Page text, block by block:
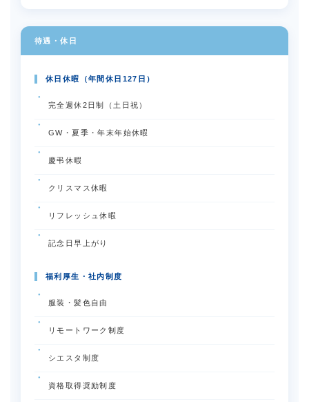
待遇・休日
休日休暇（年間休日127日）
完全週休2日制（土日祝）
GW・夏季・年末年始休暇
慶弔休暇
クリスマス休暇
リフレッシュ休暇
記念日早上がり
福利厚生・社内制度
服装・髪色自由
リモートワーク制度
シエスタ制度
資格取得奨励制度